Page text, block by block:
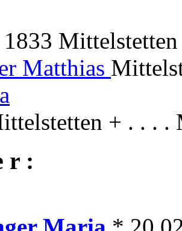
1833
Matthias
+ . . . .
r :